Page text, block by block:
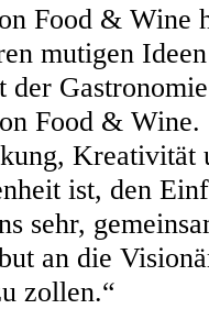
Food & Wine
mutigen
der
Food & Wine.
Kreativität
ist, den
sehr,
an die
zollen.“